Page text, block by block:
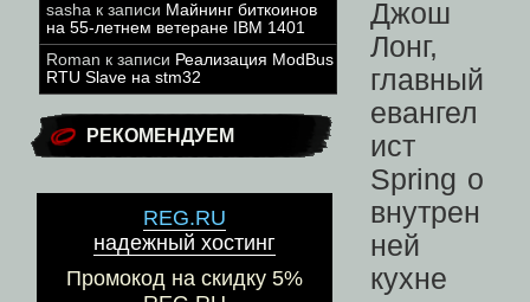
sasha к записи Майнинг биткоинов
на 55-летнем ветеране IBM 1401
Roman к записи Реализация ModBus
RTU Slave на stm32
РЕКОМЕНДУЕМ
REG.RU
надежный хостинг
Промокод на скидку 5%